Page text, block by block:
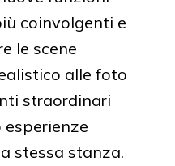
coinvolgenti e
le scene
alle foto
straordinari
stessa stanza.